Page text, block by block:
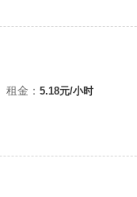
租金： 5.18元/小时